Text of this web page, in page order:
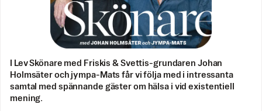
I Lev Skönare med Friskis & Svettis-grundaren Johan
Holmsäter och jympa-Mats får vi följa med i intressanta
samtal med spännande gäster om hälsa i vid existentiell
mening.